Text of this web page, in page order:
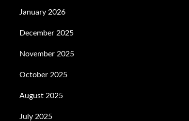
January 2026
December 2025
November 2025
October 2025
August 2025
July 2025